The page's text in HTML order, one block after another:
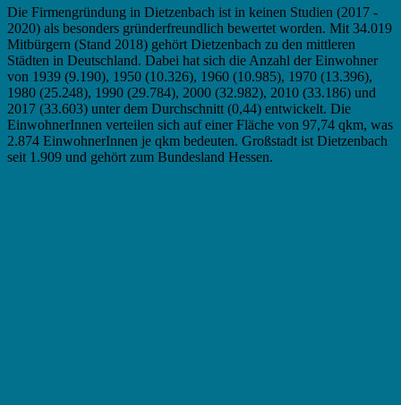
Die Firmengründung in Dietzenbach ist in keinen Studien (2017 -
2020) als besonders gründerfreundlich bewertet worden. Mit 34.019
Mitbürgern (Stand 2018) gehört Dietzenbach zu den mittleren
Städten in Deutschland. Dabei hat sich die Anzahl der Einwohner
von 1939 (9.190), 1950 (10.326), 1960 (10.985), 1970 (13.396),
1980 (25.248), 1990 (29.784), 2000 (32.982), 2010 (33.186) und
2017 (33.603) unter dem Durchschnitt (0,44) entwickelt. Die
EinwohnerInnen verteilen sich auf einer Fläche von 97,74 qkm, was
2.874 EinwohnerInnen je qkm bedeuten. Großstadt ist Dietzenbach
seit 1.909 und gehört zum Bundesland Hessen.